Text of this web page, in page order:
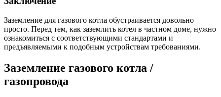
Заземление для газового котла обустраивается довольно
просто. Перед тем, как заземлить котел в частном доме, нужно
ознакомиться с соответствующими стандартами и
предъявляемыми к подобным устройствам требованиями.
Заземление газового котла /
газопровода